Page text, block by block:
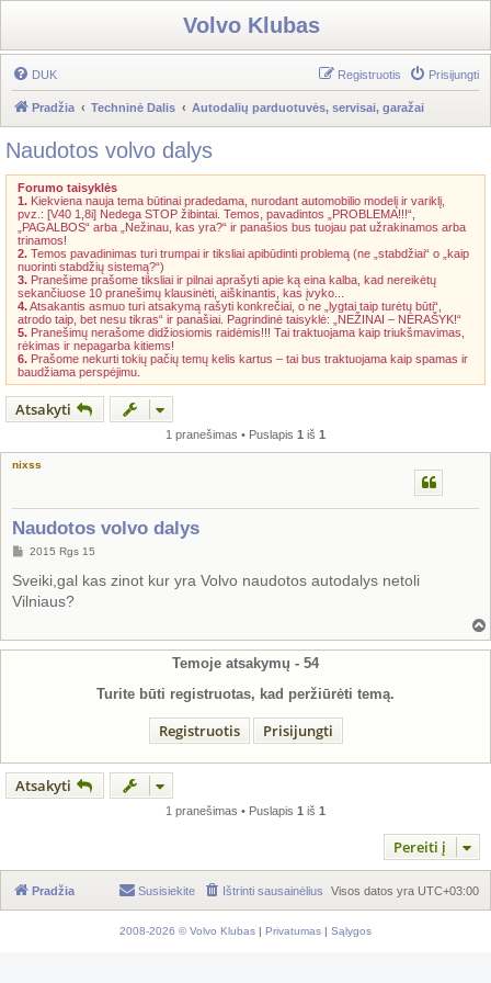
Volvo Klubas
DUK Prisijungti
Registruotis
Pradžia Techninė Dalis Autodalių parduotuvės, servisai, garažai
Naudotos volvo dalys
Forumo taisyklės
1. Kiekviena nauja tema būtinai pradedama, nurodant automobilio modelį ir variklį,
pvz.: [V40 1,8i] Nedega STOP žibintai. Temos, pavadintos „PROBLEMA!!!“,
„PAGALBOS“ arba „Nežinau, kas yra?“ ir panašios bus tuojau pat užrakinamos arba
trinamos!
2. Temos pavadinimas turi trumpai ir tiksliai apibūdinti problemą (ne „stabdžiai“ o „kaip
nuorinti stabdžių sistemą?“)
3. Pranešime prašome tiksliai ir pilnai aprašyti apie ką eina kalba, kad nereikėtų
sekančiuose 10 pranešimų klausinėti, aiškinantis, kas įvyko...
4.Atsakantis asmuo turi atsakymą rašyti konkrečiai, o ne „lygtai taip turėtų būti“,
atrodo taip, bet nesu tikras“ ir panašiai. Pagrindinė taisyklė: „NEŽINAI – NERAŠYK!“
5. Pranešimų nerašome didžiosiomis raidėmis!!! Tai traktuojama kaip triukšmavimas,
rėkimas ir nepagarba kitiems!
6. Prašome nekurti tokių pačių temų kelis kartus – tai bus traktuojama kaip spamas ir
baudžiama perspėjimu.
Atsakyti
1 pranešimas • Puslapis 1 iš 1
nixss
Naudotos volvo dalys
S
a
n
d
t
2015 Rgs 15
Sveiki,gal kas zinot kur yra Volvo naudotos autodalys netoli
Vilniaus?
i
Temoje atsakymų - 54
Turite būti registruotas, kad peržiūrėti temą.
Registruotis Prisijungti
Atsakyti
1 pranešimas • Puslapis 1 iš 1
Pereiti į
Pradžia Visos datos yra UTC+03:00
Ištrinti sausainėlius
Susisiekite
2008-2026 © Volvo Klubas | Privatumas | Sąlygos